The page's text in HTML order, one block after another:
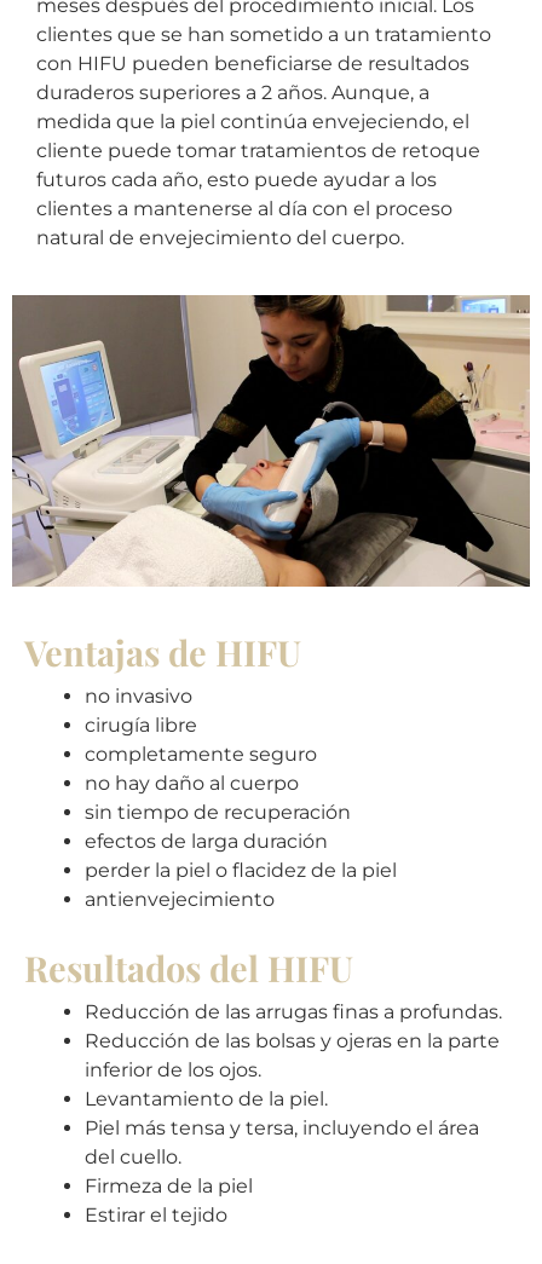
meses después del procedimiento inicial. Los
clientes que se han sometido a un tratamiento
con HIFU pueden beneficiarse de resultados
duraderos superiores a 2 años. Aunque, a
medida que la piel continúa envejeciendo, el
cliente puede tomar tratamientos de retoque
futuros cada año, esto puede ayudar a los
clientes a mantenerse al día con el proceso
natural de envejecimiento del cuerpo.
Ventajas de HIFU
no invasivo
cirugía libre
completamente seguro
no hay daño al cuerpo
sin tiempo de recuperación
efectos de larga duración
perder la piel o flacidez de la piel
antienvejecimiento
Resultados del HIFU
Reducción de las arrugas finas a profundas.
Reducción de las bolsas y ojeras en la parte
inferior de los ojos.
Levantamiento de la piel.
Piel más tensa y tersa, incluyendo el área
del cuello.
Firmeza de la piel
Estirar el tejido